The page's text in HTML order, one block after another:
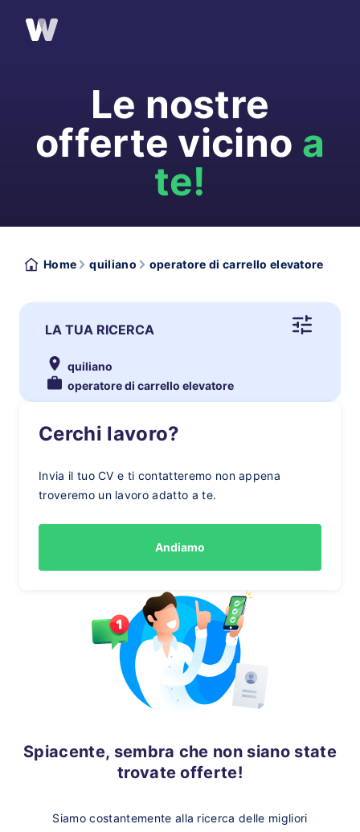
Le nostre
offerte vicino a
te!
Home quiliano operatore di carrello elevatore
LA TUA RICERCA
quiliano
operatore di carrello elevatore
Cerchi lavoro?
Invia il tuo CV e ti contatteremo non appena
troveremo un lavoro adatto a te.
Andiamo
Spiacente, sembra che non siano state
trovate offerte!
Siamo costantemente alla ricerca delle migliori